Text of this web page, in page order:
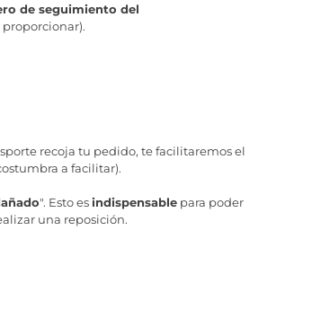
de seguimiento del
recoja tu pedido, te facilitaremos el
a facilitar).
". Esto esindispensablepara poder
una reposición.